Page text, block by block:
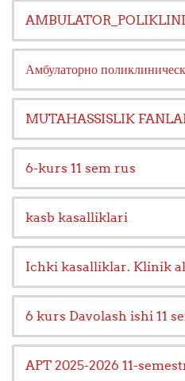
Амбулаторно
MUTAHASSISLIK
6-kurs 11 sem rus
kasb kasalliklari
Ichki kasalliklar. Klinik
6 kurs Davolash ishi 11
APT 2025-2026 11-